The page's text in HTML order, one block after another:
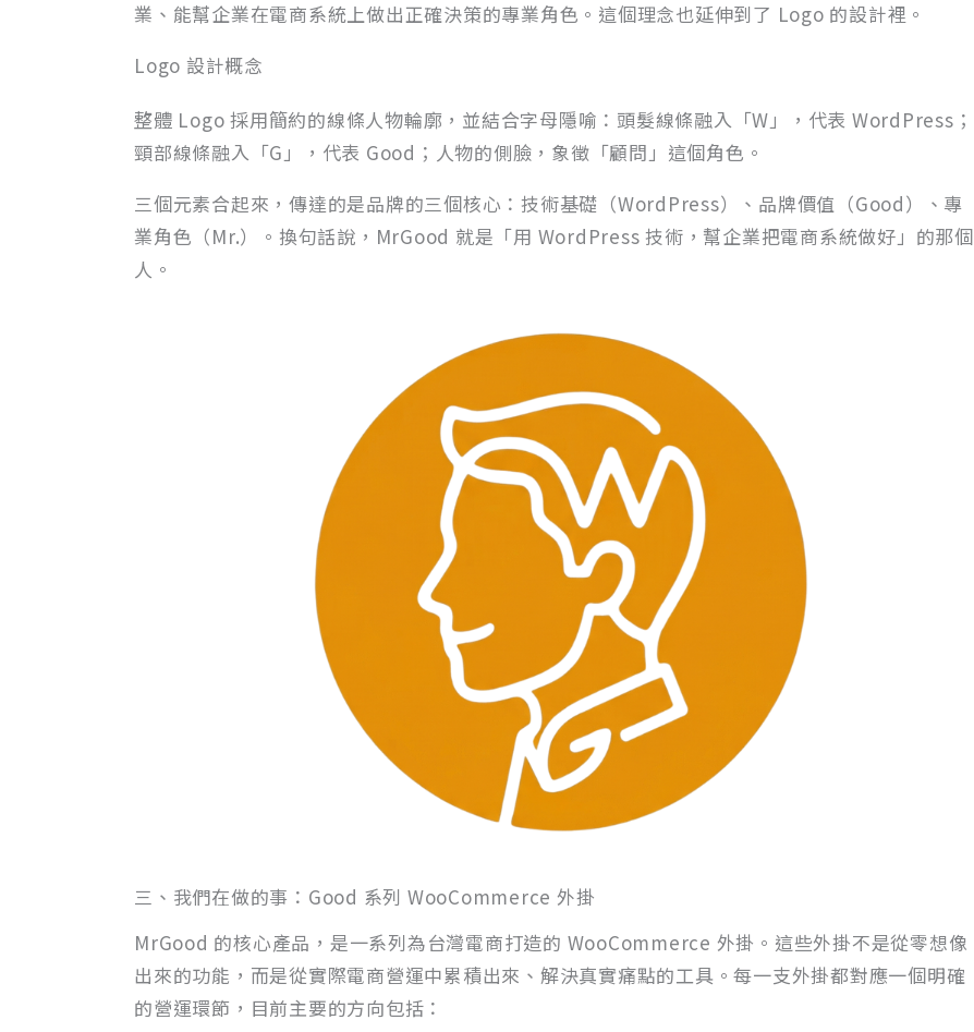
業、能幫企業在電商系統上做出正確決策的專業角色。這個理念也延伸到了 Logo 的設計裡。
Logo 設計概念
整體 Logo 採用簡約的線條人物輪廓，並結合字母隱喻：頭髮線條融入「W」，代表 WordPress；
頸部線條融入「G」，代表 Good；人物的側臉，象徵「顧問」這個角色。
三個元素合起來，傳達的是品牌的三個核心：技術基礎（WordPress）、品牌價值（Good）、專
業角色（Mr.）。換句話說，MrGood 就是「用 WordPress 技術，幫企業把電商系統做好」的那個
人。
三、我們在做的事：Good 系列 WooCommerce 外掛
MrGood 的核心產品，是一系列為台灣電商打造的 WooCommerce 外掛。這些外掛不是從零想像
出來的功能，而是從實際電商營運中累積出來、解決真實痛點的工具。每一支外掛都對應一個明確
的營運環節，目前主要的方向包括：